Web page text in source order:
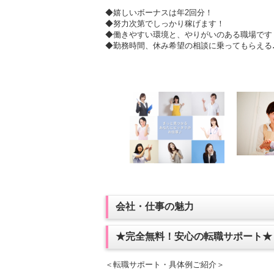
◆嬉しいボーナスは年2回分！
◆努力次第でしっかり稼げます！
◆働きやすい環境と、やりがいのある職場です
◆勤務時間、休み希望の相談に乗ってもらえる
会社・仕事の魅力
★完全無料！安心の転職サポート★
＜転職サポート・具体例ご紹介＞